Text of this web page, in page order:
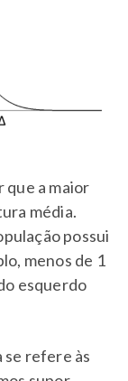
que a maior
média.
possui
menos de 1
esquerdo
refere às